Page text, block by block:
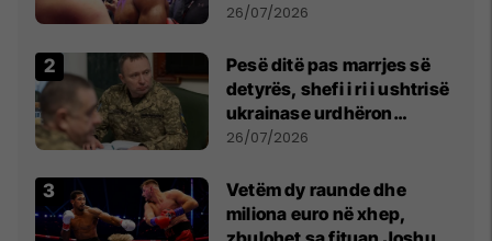
26/07/2026
Pesë ditë pas marrjes së
detyrës, shefi i ri i ushtrisë
ukrainase urdhëron
kontroll të madh
26/07/2026
Vetëm dy raunde dhe
miliona euro në xhep,